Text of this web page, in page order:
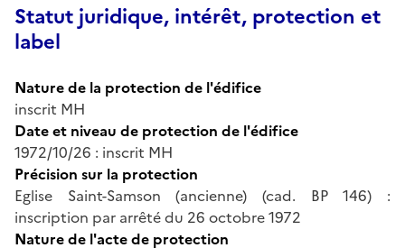
Statut juridique, intérêt, protection et
label
Nature de la protection de l'édifice
inscrit MH
Date et niveau de protection de l'édifice
1972/10/26 : inscrit MH
Précision sur la protection
Eglise Saint-Samson (ancienne) (cad. BP 146) :
inscription par arrêté du 26 octobre 1972
Nature de l'acte de protection